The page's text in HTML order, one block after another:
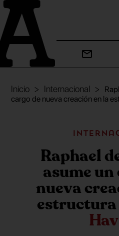
Inicio Internacional
cargo de nueva creación en la
Raphael
asume
nueva
estructura